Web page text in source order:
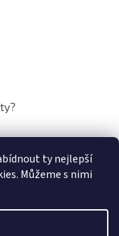
ty nejlepší
Můžeme s nimi